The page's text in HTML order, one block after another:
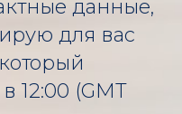
данные,
для вас
12:00 (GMT